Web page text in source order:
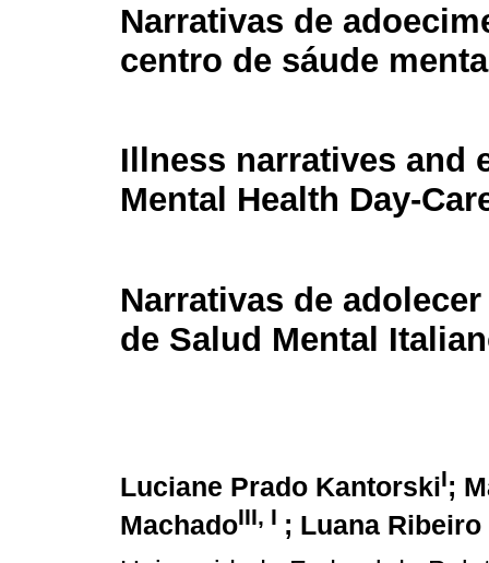
Narrativas de
centro de sáude
Illness narratives and
Mental Health Day-
Narrativas de
de Salud Mental
Luciane Prado KantorskiI;
MachadoIII, I ; Luana